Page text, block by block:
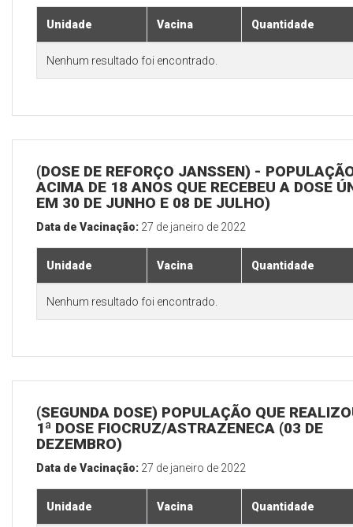
Unidade Vacina Quantidade
Nenhum resultado foi encontrado.
(DOSE DE REFORÇO JANSSEN) -
ACIMA DE 18 ANOS QUE RECEBEU A DOSE
EM 30 DE JUNHO E 08 DE JULHO)
Data de Vacinação: 27 de janeiro de 2022
Unidade Vacina Quantidade
Nenhum resultado foi encontrado.
(SEGUNDA DOSE) POPULAÇÃO QUE
1ª DOSE FIOCRUZ/ASTRAZENECA (03 DE
DEZEMBRO)
Data de Vacinação: 27 de janeiro de 2022
Unidade Vacina Quantidade